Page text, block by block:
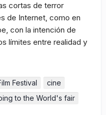
cortas de terror
de Internet, como en
con la intención de
límites entre realidad y
Festival
cine
to the World's fair